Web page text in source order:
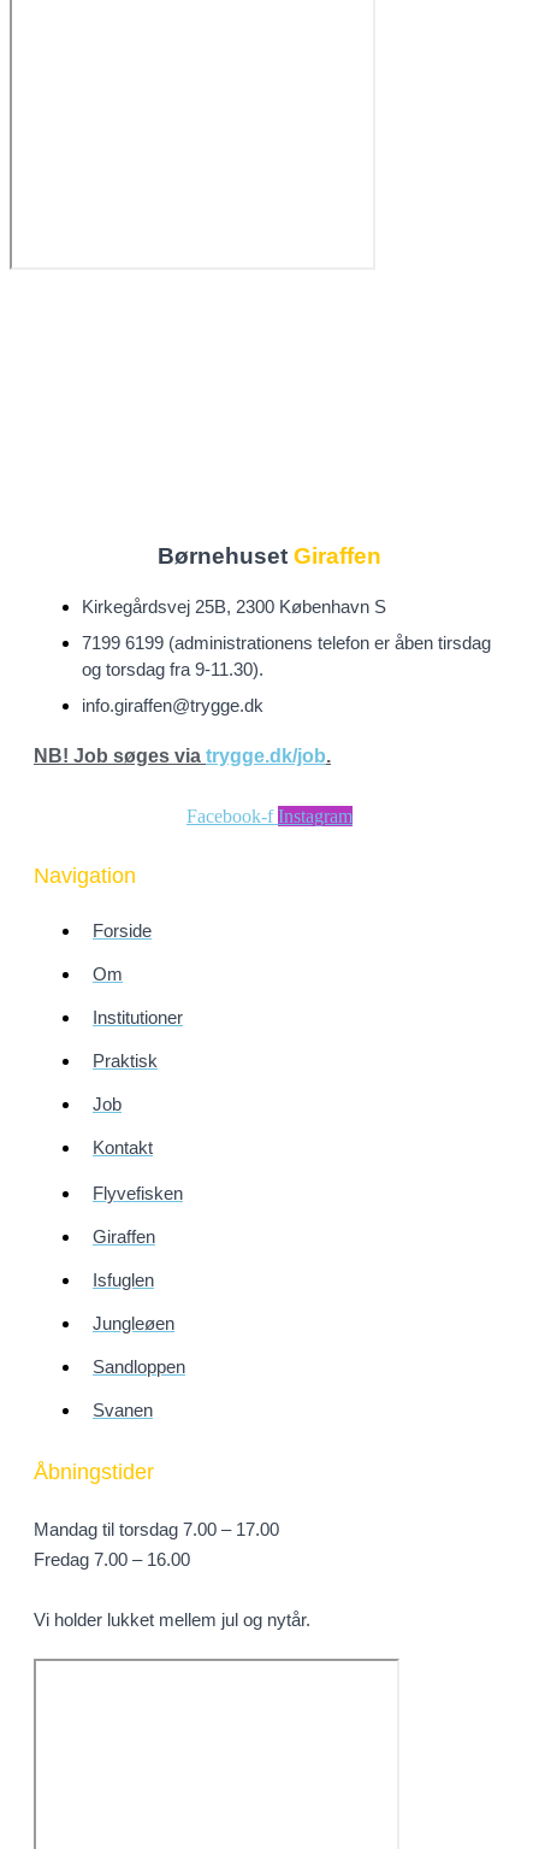
Børnehuset Giraffen
Kirkegårdsvej 25B, 2300 København S
7199 6199 (administrationens telefon er åben tirsdag
og torsdag fra 9-11.30).
info.giraffen@trygge.dk
N B! Job søges via trygge.dk/job.
Facebook-f Instagram
Navigation
Forside
Om
Institutioner
Praktisk
Job
Kontakt
Flyvefisken
Giraffen
Isfuglen
Jungleøen
Sandloppen
Svanen
Åbningstider
Mandag til torsdag 7.00 – 17.00
Fredag 7.00 – 16.00
Vi holder lukket mellem jul og nytår.